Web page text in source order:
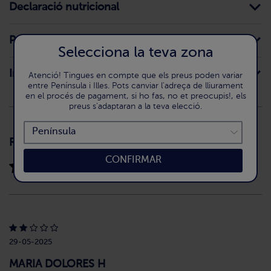
Declaració nutricional
Preparació
Intoleràncies
Ressenyes(2)
29-05-2025
MARIA DOLORES H
Selecciona la teva zona
Atenció! Tingues en compte que els preus poden variar
entre Península i Illes. Pots canviar l'adreça de lliurament
en el procés de pagament, si ho fas, no et preocupis!, els
preus s'adaptaran a la teva elecció.
CONFIRMAR